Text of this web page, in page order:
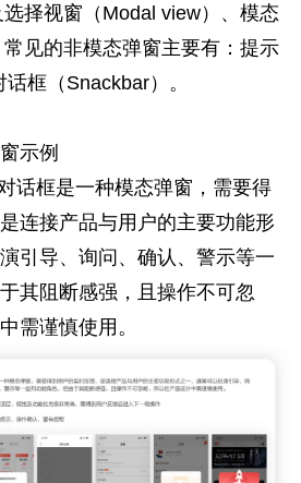
选择视窗（Modal view）、模态
见的非模态弹窗主要有：提示
框（Snackbar）。
示例
话框是一种模态弹窗，需要得
连接产品与用户的主要功能形
引导、询问、确认、警示等一
其阻断感强，且操作不可忽
中需谨慎使用。